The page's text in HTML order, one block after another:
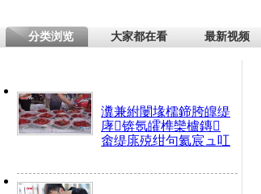
分类浏览 大家都在看 最新视频
瀵兼紨闄堟檽鍗胯皥缇
庨锛氬皬榫欒櫨鏄
畬缇庣殑绀句氦宸ュ叿